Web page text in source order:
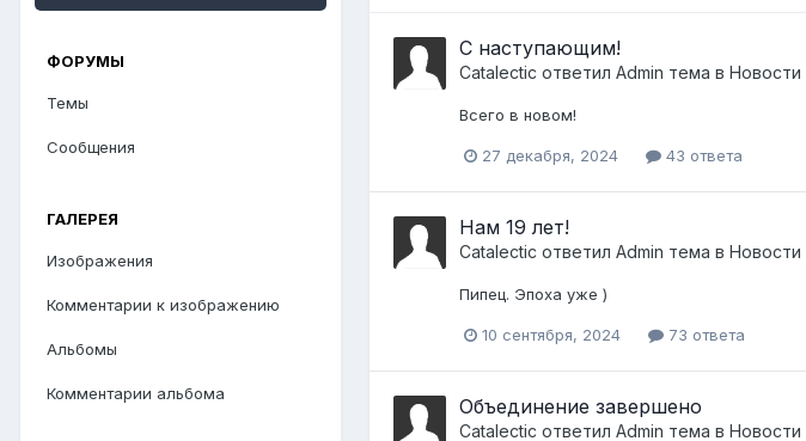
ФОРУМЫ
Темы
Сообщения
ГАЛЕРЕЯ
Изображения
Комментарии к изображению
Альбомы
Комментарии альбома
С наступающим!
Catalectic ответил Admin тема в Новости
Всего в новом!
27 декабря, 2024 43 ответа
Нам 19 лет!
Catalectic ответил Admin тема в Новости
Пипец. Эпоха уже )
10 сентября, 2024 73 ответа
Объединение завершено
Catalectic ответил Admin тема в Новости